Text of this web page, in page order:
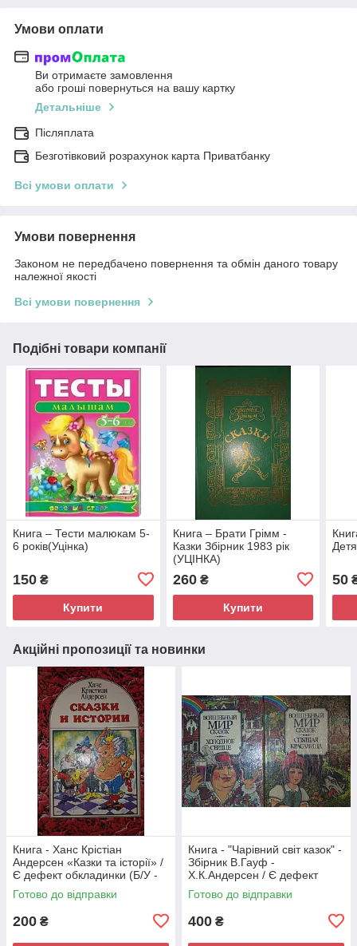
Умови оплати
Ви отримаєте замовлення
або гроші повернуться на вашу картку
Детальніше
Післяплата
Безготівковий розрахунок карта Приватбанку
Всі умови оплати
Умови повернення
Законом не передбачено повернення та обмін даного товару
належної якості
Всі умови повернення
Подібні товари компанії
Книга – Тести малюкам 5-
6 років(Уцінка)
150 ₴
Купити
Книга – Брати Грімм -
Казки Збірник 1983 рік
(УЦІНКА)
260₴
Купити
50
Акційні пропозиції та новинки
Книга - Ханс Крістіан
Андерсен «Казки та історії» /
Є дефект обкладинки (Б/У -
УЦІНКА)
Готово до відправки
200 ₴
Книга - "Чарівний світ казок" -
Збірник В.Гауф -
Х.К.Андерсен / Є дефект
обкладинки (Б/У - УЦІНКА)
Готово до відправки
400 ₴